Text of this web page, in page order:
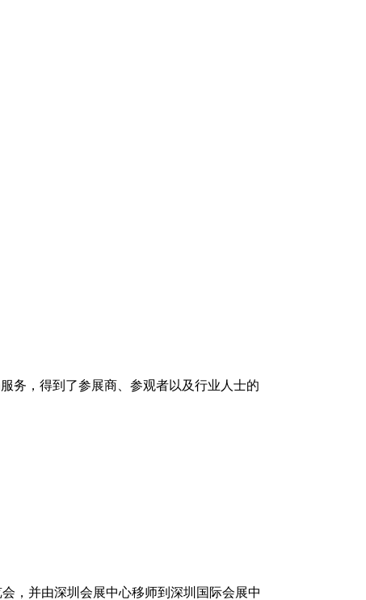
务，得到了参展商、参观者以及行业人士的
，并由深圳会展中心移师到深圳国际会展中